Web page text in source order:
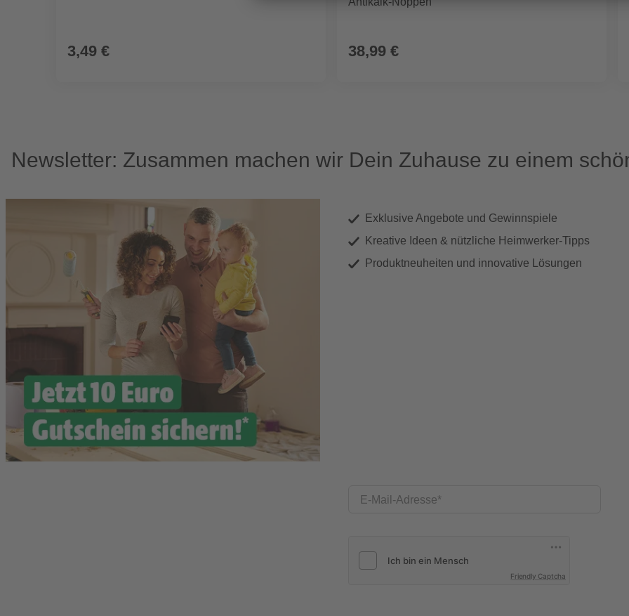
3,49 € 38,99 €
Newsletter: Zusammen machen wir Dein Zuhause zu einem
Exklusive Angebote und Gewinnspiele
Kreative Ideen & nützliche Heimwerker-Tipps
Produktneuheiten und innovative Lösungen
E-Mail-Adresse
Friendly Captcha